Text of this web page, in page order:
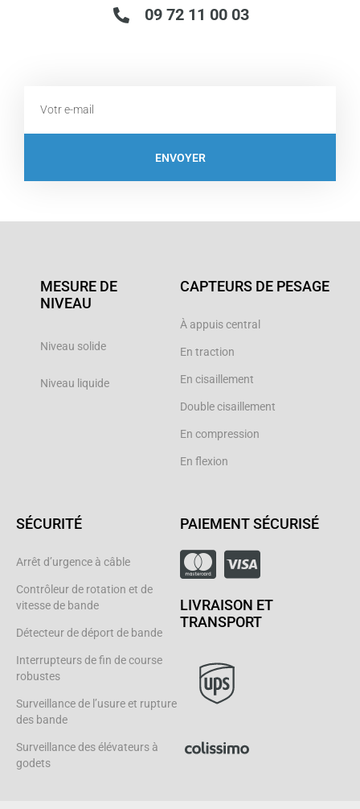
09 72 11 00 03
ENVOYER
MESURE DE
NIVEAU
Niveau solide
Niveau liquide
CAPTEURS DE PESAGE
À appuis central
En traction
En cisaillement
Double cisaillement
En compression
En flexion
SÉCURITÉ
Arrêt d’urgence à câble
Contrôleur de rotation et de
vitesse de bande
Détecteur de déport de bande
Interrupteurs de fin de course
robustes
Surveillance de l’usure et rupture
des bande
Surveillance des élévateurs à
godets
PAIEMENT SÉCURISÉ
LIVRAISON ET
TRANSPORT